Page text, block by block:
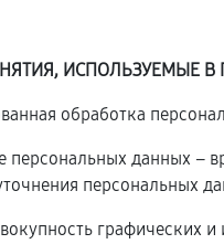
ИСПОЛЬЗУЕМЫЕ В
обработка
персональных данных –
персональных
графических